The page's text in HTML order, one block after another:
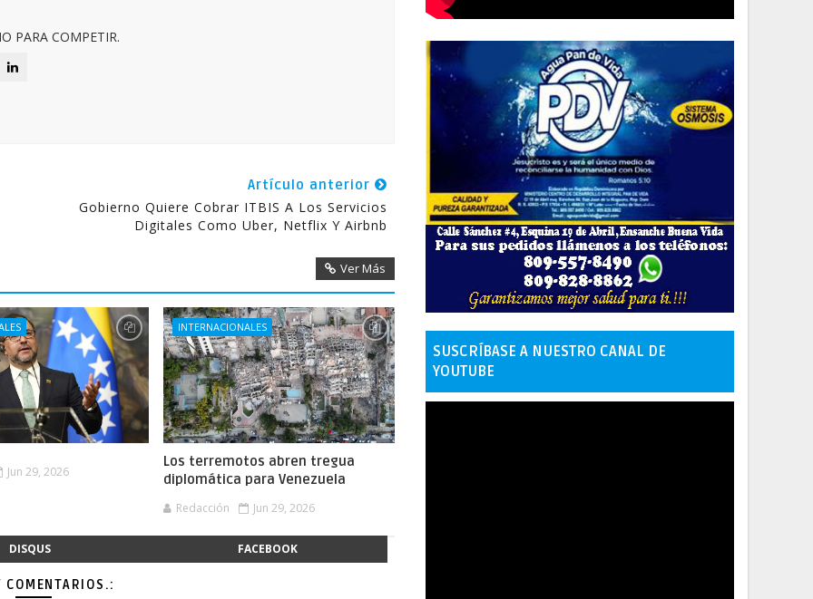
PARA COMPETIR.
Artículo anterior
Gobierno Quiere Cobrar ITBIS A Los Servicios
Digitales Como Uber, Netflix Y Airbnb
Ver Más
Jun 29, 2026
INTERNACIONALES
Los terremotos abren tregua
diplomática para Venezuela
Redacción Jun 29, 2026
DISQUS FACEBOOK
COMENTARIOS.:
SUSCRÍBASE A NUESTRO CANAL DE
YOUTUBE